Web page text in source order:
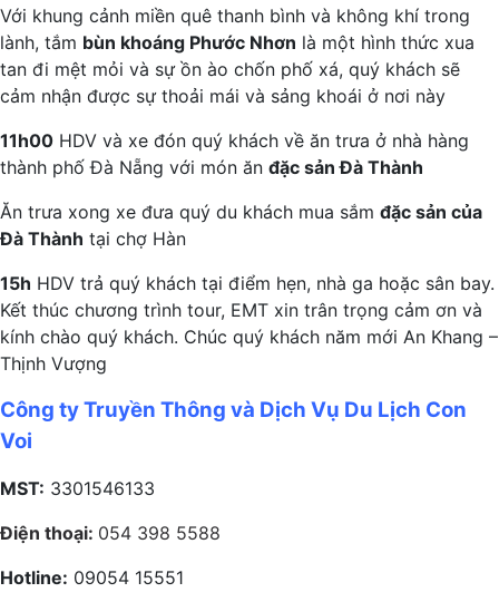
Với khung cảnh miền quê thanh bình và không khí trong
lành, tắm bùn khoáng Phước Nhơn là một hình thức xua
tan đi mệt mỏi và sự ồn ào chốn phố xá, quý khách sẽ
cảm nhận được sự thoải mái và sảng khoái ở nơi này
11h00 HDV và xe đón quý khách về ăn trưa ở nhà hàng
thành phố Đà Nẵng với món ăn đặc sản Đà Thành
Ăn trưa xong xe đưa quý du khách mua sắm đặc sản của
Đà Thành tại chợ Hàn
15h HDV trả quý khách tại điểm hẹn, nhà ga hoặc sân bay.
Kết thúc chương trình tour, EMT xin trân trọng cảm ơn và
kính chào quý khách. Chúc quý khách năm mới An Khang –
Thịnh Vượng
Công ty Truyền Thông và Dịch Vụ Du Lịch Con
Voi
MST: 3301546133
Điện thoại: 054 398 5588
Hotline: 09054 15551